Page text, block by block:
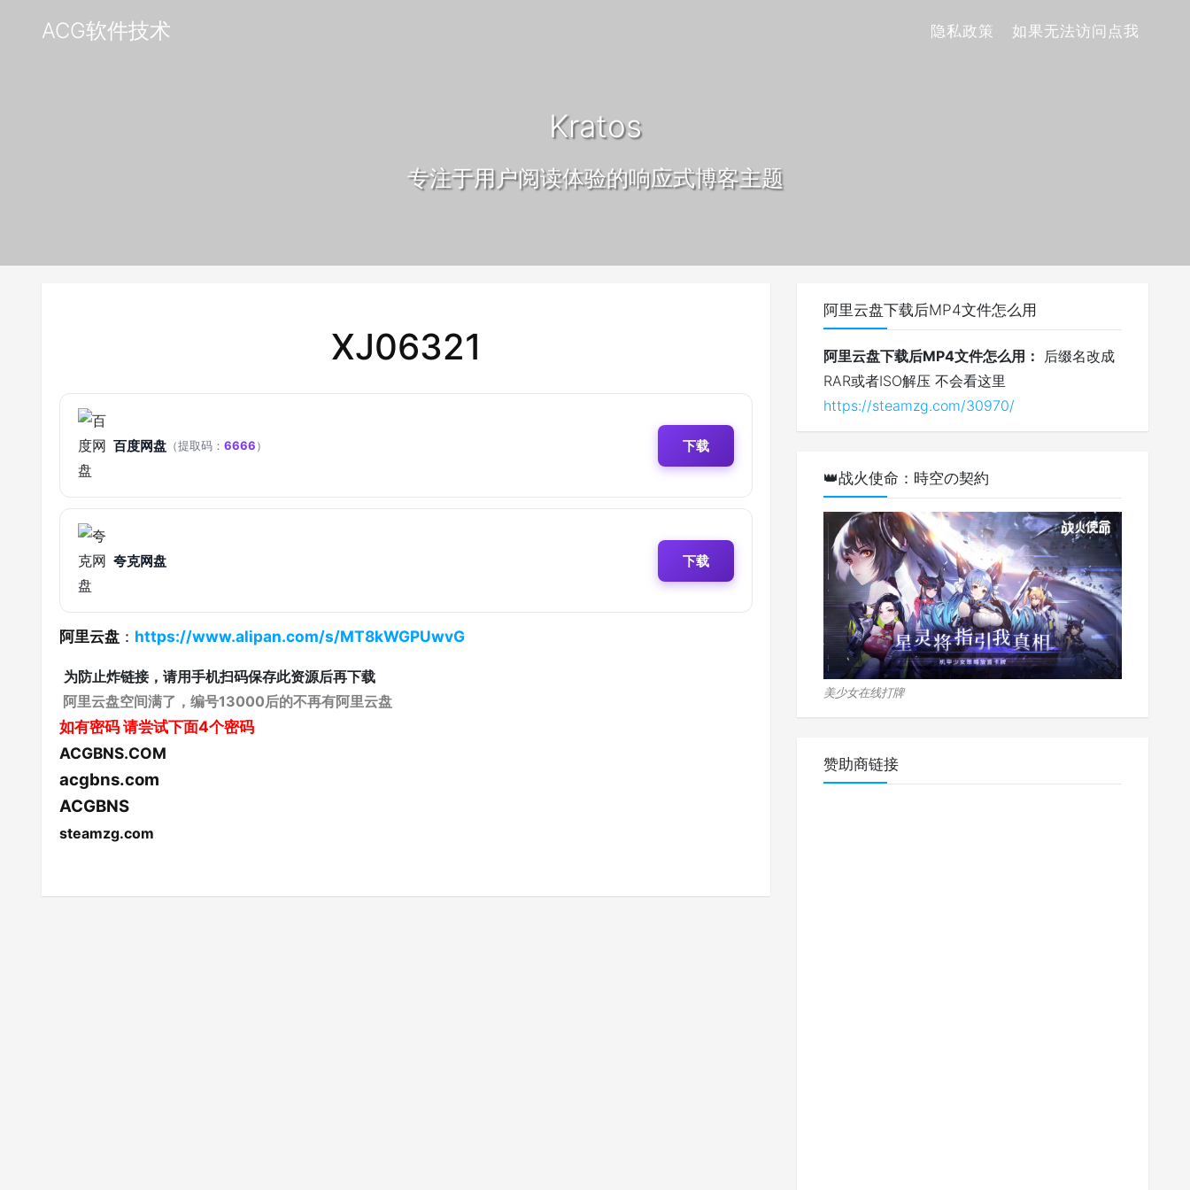
ACG软件技术 隐私政策 如果无法访问点我
Kratos
专注于用户阅读体验的响应式博客主题
XJ06321
百度网盘 （提取码： 6666） 下载
夸克网盘 下载
阿里云盘 ： https://www.alipan.com/s/MT8kWGPUwvG
为防止炸链接，请用手机扫码保存此资源后再下载
阿里云盘空间满了，编号13000后的不再有阿里云盘
如有密码请尝试下面4个密码
ACGBNS.COM
acgbns.com
ACGBNS
steamzg.com
阿里云盘下载后MP4文件怎么用
阿里云盘下载后MP4文件怎么用：
后缀名改成
RAR或者ISO解压 不会看这里
https://steamzg.com/30970/
👑战火使命：時空の契約
美少女在线打牌
赞助商链接